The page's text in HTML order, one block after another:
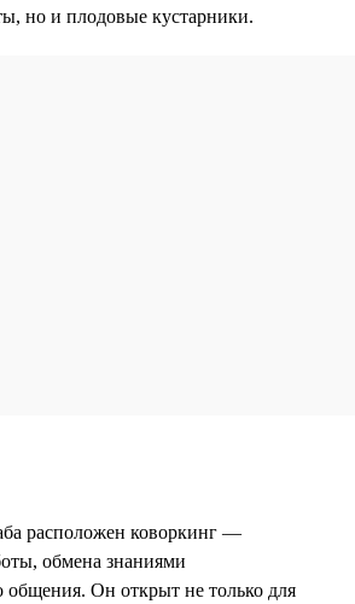
но и плодовые кустарники.
расположен коворкинг —
обмена знаниями
общения. Он открыт не только для